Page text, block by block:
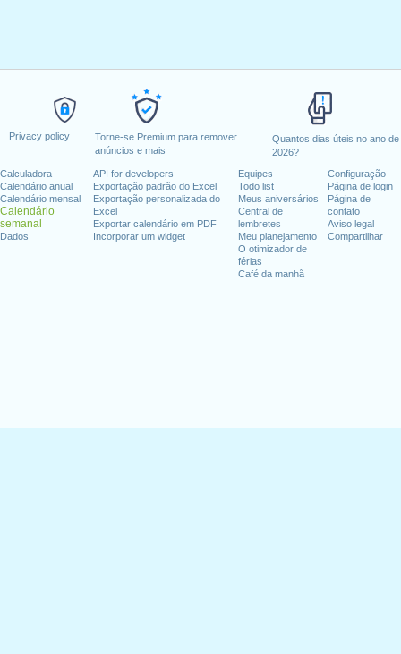
Privacy policy
Torne-se Premium para remover
anúncios e mais
Quantos dias úteis no ano de
2026?
Calculadora
Calendário anual
Calendário mensal
Calendário
semanal
Dados
API for developers
Exportação padrão do Excel
Exportação personalizada do
Excel
Exportar calendário em PDF
Incorporar um widget
Equipes
Todo list
Meus aniversários
Central de
lembretes
Meu planejamento
O otimizador de
férias
Café da manhã
Configuração
Página de login
Página de
contato
Aviso legal
Compartilhar